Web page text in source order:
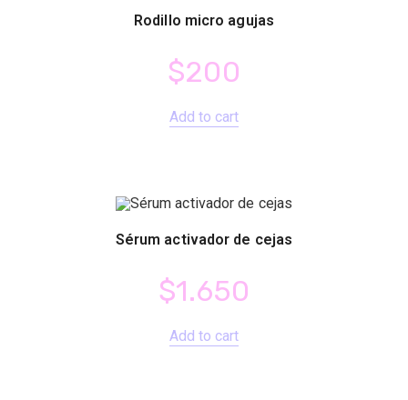
Rodillo micro agujas
$200
Add to cart
Sérum activador de cejas
$1.650
Add to cart